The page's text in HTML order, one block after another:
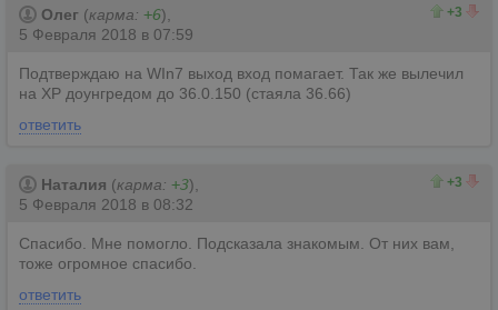
+3
Олег (карма: +6),
5 Февраля 2018 в 07:59
Подтверждаю на WIn7 выход вход помагает. Так же вылечил
на XP доунгредом до 36.0.150 (стаяла 36.66)
ответить
+3
Наталия (карма: +3),
5 Февраля 2018 в 08:32
Спасибо. Мне помогло. Подсказала знакомым. От них вам,
тоже огромное спасибо.
ответить